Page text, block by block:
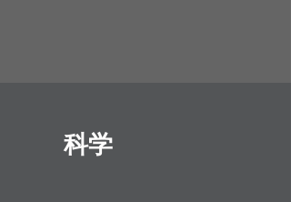
科学